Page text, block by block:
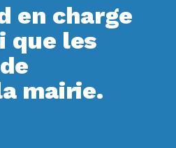
en charge
que les
mairie.